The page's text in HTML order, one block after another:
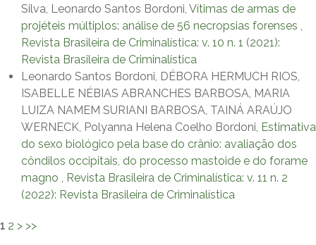
Silva, Leonardo Santos Bordoni, Vítimas de armas de
projéteis múltiplos: análise de 56 necropsias forenses ,
Revista Brasileira de Criminalística: v. 10 n. 1 (2021):
Revista Brasileira de Criminalística
Leonardo Santos Bordoni, DÉBORA HERMUCH RIOS,
ISABELLE NÉBIAS ABRANCHES BARBOSA, MARIA
LUIZA NAMEM SURIANI BARBOSA, TAINÁ ARAÚJO
WERNECK, Polyanna Helena Coelho Bordoni, Estimativa
do sexo biológico pela base do crânio: avaliação dos
côndilos occipitais, do processo mastoide e do forame
magno , Revista Brasileira de Criminalística: v. 11 n. 2
(2022): Revista Brasileira de Criminalística
1 2 > >>